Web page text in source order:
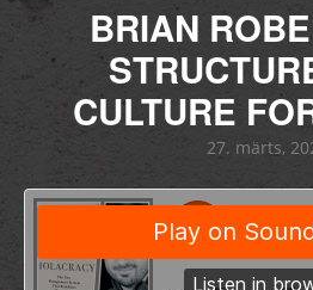
BRIAN
CULTURE
27. märts,